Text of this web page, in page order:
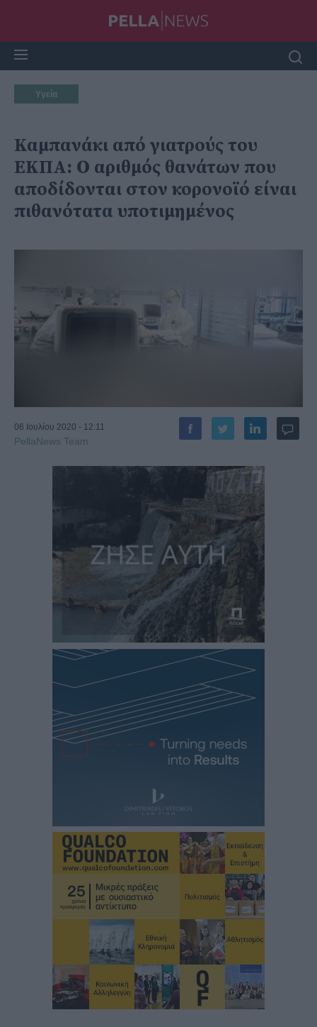
Υγεία
Καμπανάκι από γιατρούς του
ΕΚΠΑ: Ο αριθμός θανάτων που
αποδίδονται στον κορονοϊό είναι
πιθανότατα υποτιμημένος
06 Ιουλίου 2020 - 12:11
PellaNews Team